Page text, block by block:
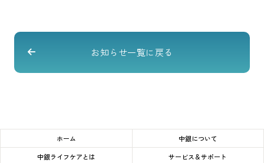
お知らせ一覧に戻る
ホーム
中銀について
中銀ライフケアとは
サービス＆サポート